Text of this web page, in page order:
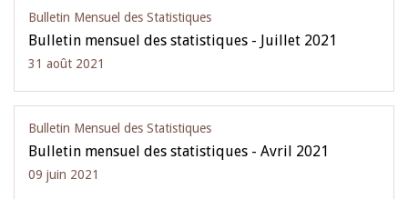
Bulletin Mensuel des Statistiques
Bulletin mensuel des statistiques - Juillet 2021
31 août 2021
Bulletin Mensuel des Statistiques
Bulletin mensuel des statistiques - Avril 2021
09 juin 2021